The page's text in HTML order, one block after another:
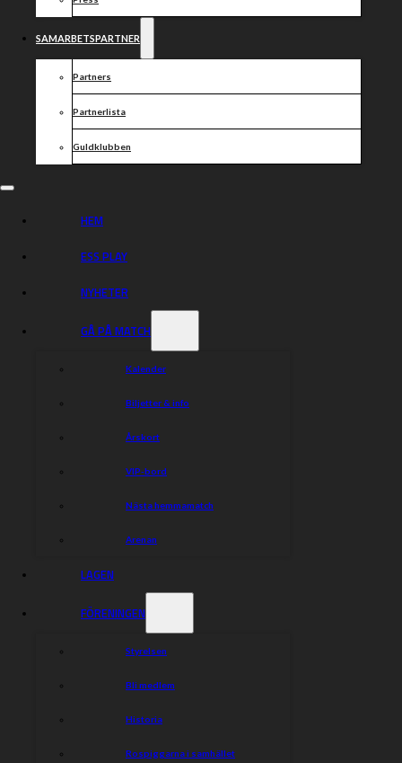
SAMARBETSPARTNER
Partners
Partnerlista
Guldklubben
HEM
ESS PLAY
NYHETER
GÅ PÅ MATCH
Kalender
Biljetter & info
Årskort
VIP-bord
Nästa hemmamatch
Arenan
LAGEN
FÖRENINGEN
Styrelsen
Bli medlem
Historia
Rospiggarna i samhället